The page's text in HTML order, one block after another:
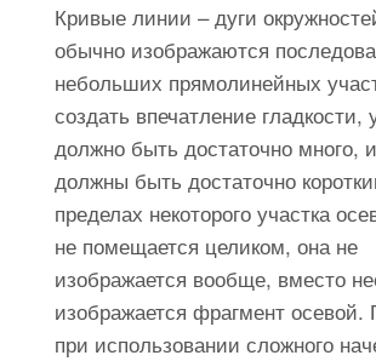
Кривые линии – дуги
обычно изображаются
небольших прямолинейных
создать впечатление гладкости,
должно быть достаточно много,
должны быть достаточно
пределах некоторого участка
не помещается целиком, она не
изображается вообще, вместо
изображается фрагмент осевой.
при использовании сложного